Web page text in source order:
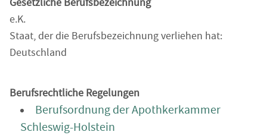
e.K.
Staat, der die Berufsbezeichnung verliehen hat:
Deutschland
Berufsrechtliche Regelungen
Berufsordnung der Apothkerkammer
Schleswig-Holstein